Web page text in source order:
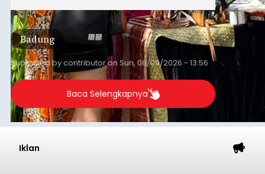
Badung
Submitted bycontributoron Sun, 08/09/2026 - 13:56
Baca Selengkapnya
Iklan